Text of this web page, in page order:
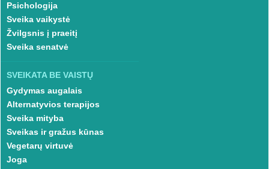
Psichologija
Sveika vaikystė
Žvilgsnis į praeitį
Sveika senatvė
SVEIKATA BE VAISTŲ
Gydymas augalais
Alternatyvios terapijos
Sveika mityba
Sveikas ir gražus kūnas
Vegetarų virtuvė
Joga